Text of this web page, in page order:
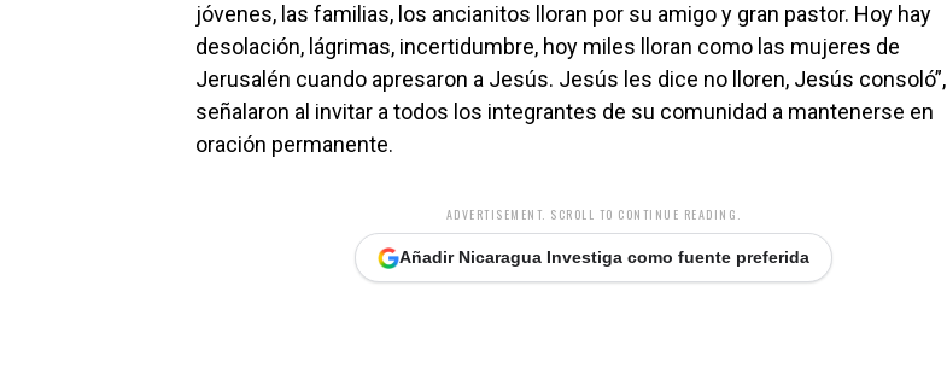
jóvenes, las familias, los ancianitos lloran por su amigo y gran pastor. Hoy hay
desolación, lágrimas, incertidumbre, hoy miles lloran como las mujeres de
Jerusalén cuando apresaron a Jesús. Jesús les dice no lloren, Jesús consoló”,
señalaron al invitar a todos los integrantes de su comunidad a mantenerse en
oración permanente.
ADVERTISEMENT. SCROLL TO CONTINUE READING.
Añadir Nicaragua Investiga como fuente preferida